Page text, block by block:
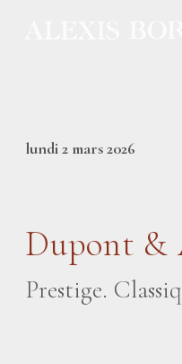
lundi 2 mars 2026
Dupont &
Prestige.